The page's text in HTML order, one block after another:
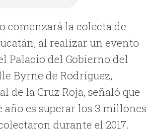
comenzará la colecta de
al realizar un evento
Palacio del Gobierno del
Byrne de Rodríguez,
de la Cruz Roja, señaló que
año es superar los 3 millones
durante el 2017.